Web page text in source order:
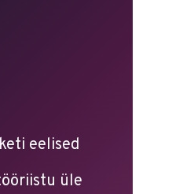
eelised
üle